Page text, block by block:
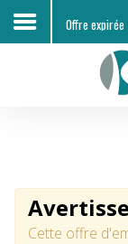
Entreprises
Candidats
Offre expirée
Cette offre